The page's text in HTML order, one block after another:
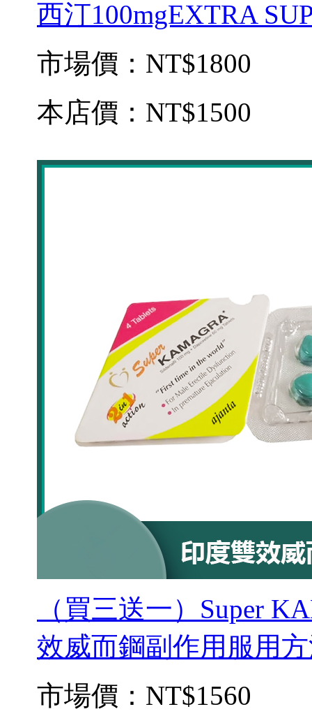
西汀100mgEXTRA
市場價： NT$1800
本店價： NT$1500
（買三送一）Super
效威而鋼副作用服用
市場價： NT$1560